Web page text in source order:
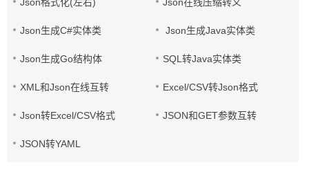
Json生成C#实体类 Json生成Java实体类
Json生成Go结构体 SQL转Java实体类
XML和Json在线互转 Excel/CSV转Json格式
Json转Excel/CSV格式 JSON和GET参数互转
JSON转YAML